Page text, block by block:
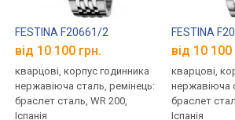
FESTINA F20661/2
від 10 100 грн.
кварцові, корпус годинника
нержавіюча сталь, ремінець:
браслет сталь, WR 200,
Іспанія
FESTINA
від 10 100
кварцові,
нержавіюча
браслет
Іспанія